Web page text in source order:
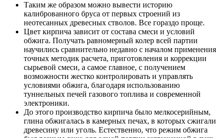
Таким же образом можно вывести историю
калиброванного бруса от первых строений из
неотесанных древесных стволов. Все гораздо проще.
Цвет кирпича зависит от состава смеси и условий
обжига. Получать равномерный колер всей партии
научились сравнительно недавно с началом применения
точных методик расчета, приготовления и коррекции
сырьевой смеси, а самое главное, с получением
возможности жестко контролировать и управлять
условиями обжига, благодаря использованию
туннельных печей газового топлива и современной
электроники.
До этого производство кирпича было мелкосерийным,
глина обжигалась в камерных печах, в которых сжигали
древесину или уголь. Естественно, что режим обжига